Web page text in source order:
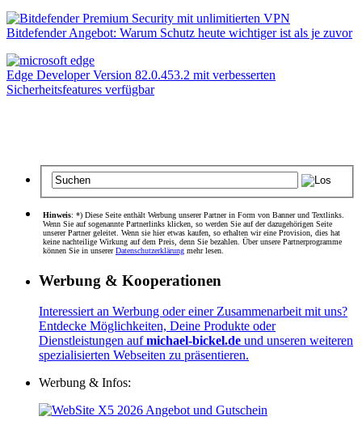
Bitdefender Angebot: Warum Schutz heute wichtiger ist als je zuvor
Edge Developer Version 82.0.453.2 mit verbesserten
Sicherheitsfeatures verfügbar
Hinweis: *) Diese Seite enthält Werbung unserer Partner in Form von Banner und Textlinks.
Wenn Sie auf sogenannte Partnerlinks klicken, so werden Sie auf der dazugehörigen Seite
unserer Partner geleitet. Wenn sie hier etwas kaufen, so erhalten wir eine Provision, dies hat
keine nachteilige Wirkung auf dem Preis, denn Sie bezahlen. Über unsere Partnerprogramme
können Sie in unsererDatenschutzerklärung mehr lesen.
Werbung & Kooperationen
Interessiert an Werbung oder einer Zusammenarbeit mit uns?
Entdecke Möglichkeiten, Deine Produkte oder
Dienstleistungen aufmichael-bickel.de und unseren weiteren
spezialisierten Webseiten zu präsentieren.
Werbung & Infos: